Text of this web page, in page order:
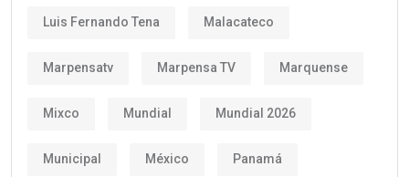
Luis Fernando Tena Malacateco
Marpensatv Marpensa TV Marquense
Mixco Mundial Mundial 2026
Municipal México Panamá